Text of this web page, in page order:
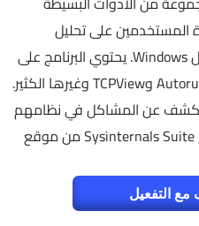
المستخدمين على تحليل
وتصحيح الأخطاء في نظام التشغيل Windows. يحتوي البرنامج على
أدوات مثل Process Explorer وAutoruns وTCPView وغيرها الكثير.
عن المشاكل في نظامهم
وحلها بسهولة. يمكن تنزيل برنامج Sysinternals Suite من موقع
مع التفعيل